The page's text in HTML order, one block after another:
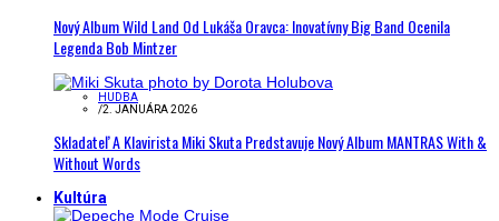
Nový Album Wild Land Od Lukáša Oravca: Inovatívny Big Band Ocenila
Legenda Bob Mintzer
HUDBA
/2. JANUÁRA 2026
Skladateľ A Klavirista Miki Skuta Predstavuje Nový Album MANTRAS With &
Without Words
Kultúra